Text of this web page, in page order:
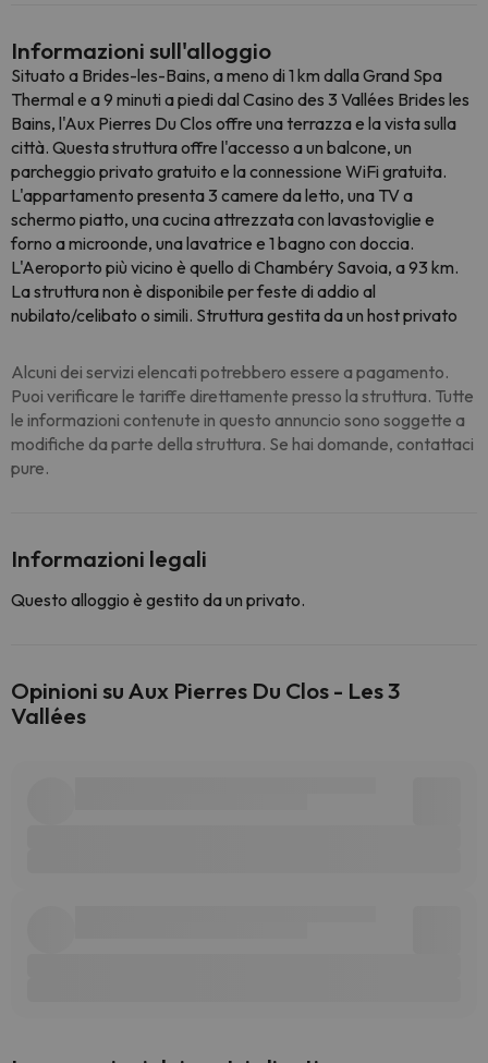
Informazioni sull'alloggio
Situato a Brides-les-Bains, a meno di 1 km dalla Grand Spa
Thermal e a 9 minuti a piedi dal Casino des 3 Vallées Brides les
Bains, l'Aux Pierres Du Clos offre una terrazza e la vista sulla
città. Questa struttura offre l'accesso a un balcone, un
parcheggio privato gratuito e la connessione WiFi gratuita.
L'appartamento presenta 3 camere da letto, una TV a
schermo piatto, una cucina attrezzata con lavastoviglie e
forno a microonde, una lavatrice e 1 bagno con doccia.
L'Aeroporto più vicino è quello di Chambéry Savoia, a 93 km.
La struttura non è disponibile per feste di addio al
nubilato/celibato o simili. Struttura gestita da un host privato
Alcuni dei servizi elencati potrebbero essere a pagamento.
Puoi verificare le tariffe direttamente presso la struttura. Tutte
le informazioni contenute in questo annuncio sono soggette a
modifiche da parte della struttura. Se hai domande, contattaci
pure.
Informazioni legali
Questo alloggio è gestito da un privato.
Opinioni su Aux Pierres Du Clos - Les 3
Vallées